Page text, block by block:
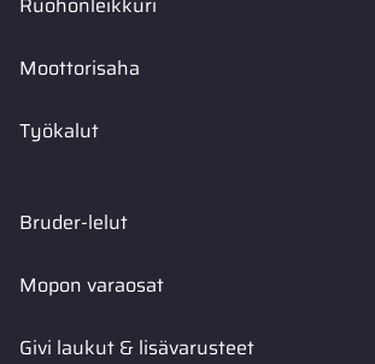
Moottorisaha
Työkalut
Bruder-lelut
Mopon varaosat
Givi laukut & lisävarusteet